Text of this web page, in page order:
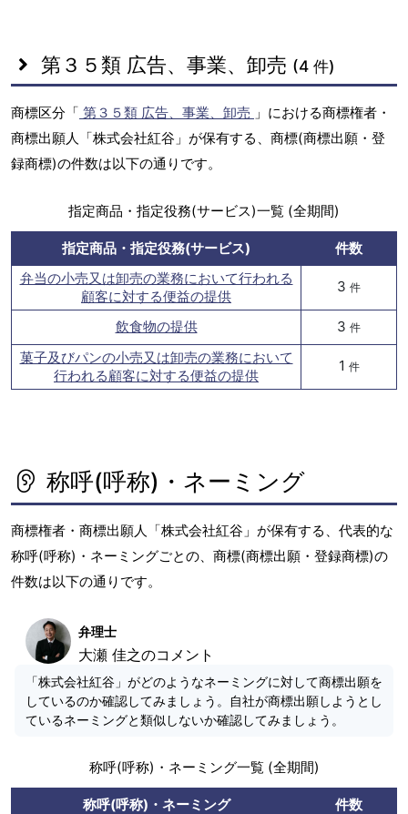
第３５類 広告、事業、卸売 (4 件)
商標区分「 第３５類 広告、事業、卸売 」における商標権者・
商標出願人「株式会社紅谷」が保有する、商標(商標出願・登
録商標)の件数は以下の通りです。
指定商品・指定役務(サービス)一覧 (全期間)
指定商品・指定役務(サービス)
件数
弁当の小売又は卸売の業務において行われる
顧客に対する便益の提供
3 件
飲食物の提供 3 件
菓子及びパンの小売又は卸売の業務において
行われる顧客に対する便益の提供
1 件
称呼(呼称)・ネーミング
商標権者・商標出願人「株式会社紅谷」が保有する、代表的な
称呼(呼称)・ネーミングごとの、商標(商標出願・登録商標)の
件数は以下の通りです。
弁理士
大瀬 佳之のコメント
「株式会社紅谷」がどのようなネーミングに対して商標出願を
しているのか確認してみましょう。自社が商標出願しようとし
ているネーミングと類似しないか確認してみましょう。
称呼(呼称)・ネーミング一覧 (全期間)
称呼(呼称)・ネーミング
件数